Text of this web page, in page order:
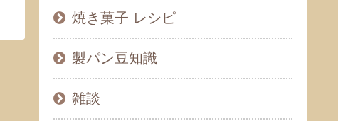
焼き菓子 レシピ
製パン豆知識
雑談